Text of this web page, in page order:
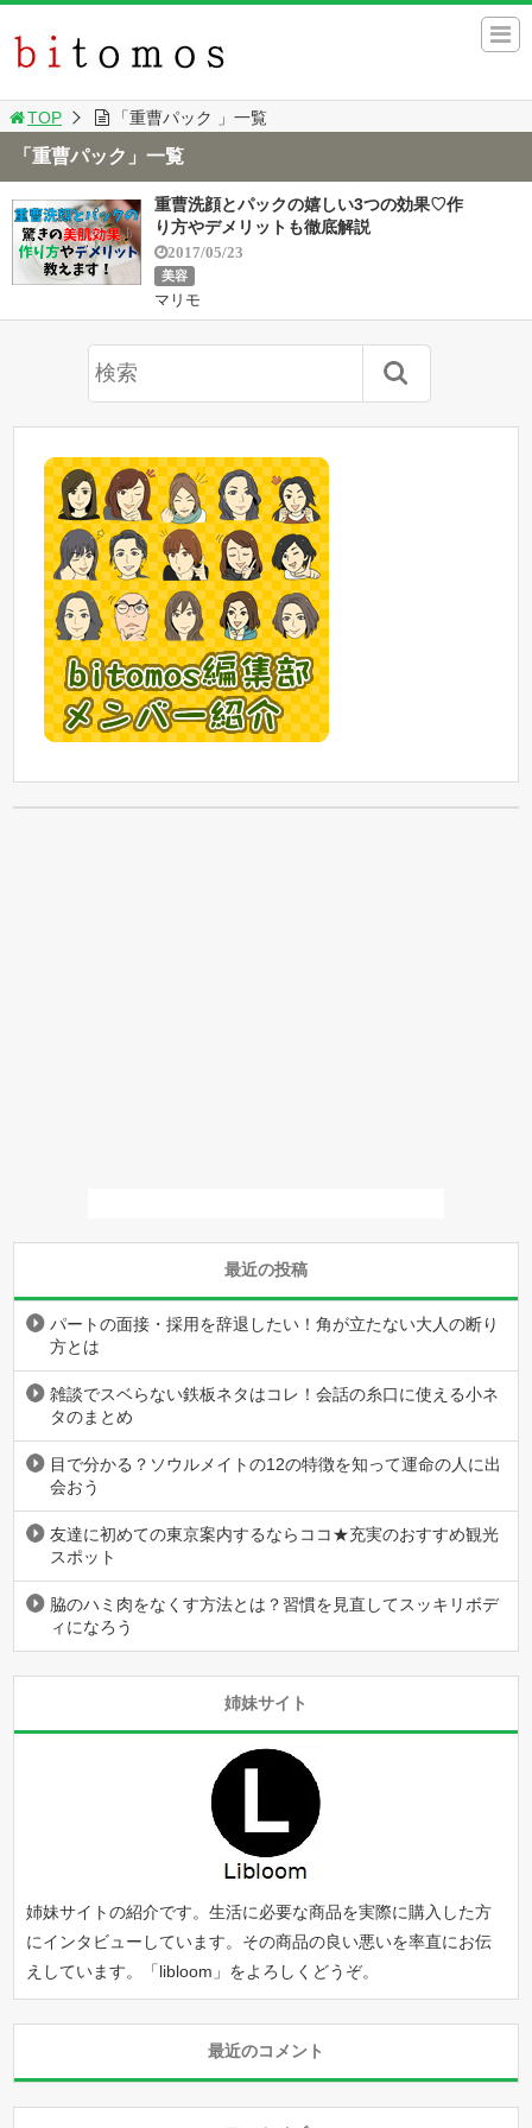
TOP 「重曹パック 」一覧
「重曹パック」一覧
重曹洗顔とパックの嬉しい3つの効果♡作
り方やデメリットも徹底解説
2017/05/23
美容
マリモ
最近の投稿
パートの面接・採用を辞退したい！角が立たない大人の断り
方とは
雑談でスベらない鉄板ネタはコレ！会話の糸口に使える小ネ
タのまとめ
目で分かる？ソウルメイトの12の特徴を知って運命の人に出
会おう
友達に初めての東京案内するならココ★充実のおすすめ観光
スポット
脇のハミ肉をなくす方法とは？習慣を見直してスッキリボデ
ィになろう
姉妹サイト
姉妹サイトの紹介です。生活に必要な商品を実際に購入した方
にインタビューしています。その商品の良い悪いを率直にお伝
えしています。「libloom 」をよろしくどうぞ。
最近のコメント